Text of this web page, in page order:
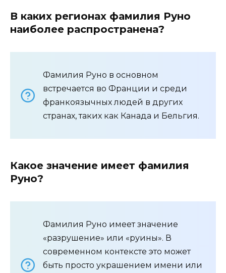
В каких регионах фамилия Руно
наиболее распространена?
Фамилия Руно в основном
встречается во Франции и среди
франкоязычных людей в других
странах, таких как Канада и Бельгия.
Какое значение имеет фамилия
Руно?
Фамилия Руно имеет значение
«разрушение» или «руины». В
современном контексте это может
быть просто украшением имени или